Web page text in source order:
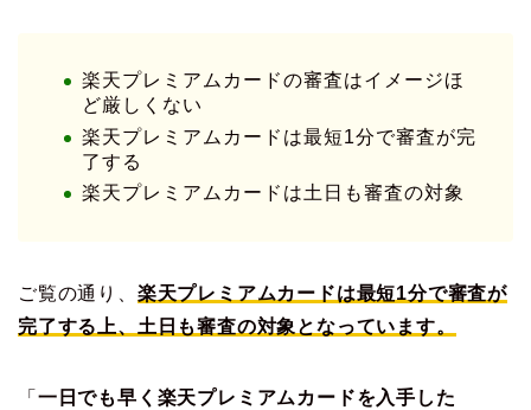
楽天プレミアムカードの審査はイメージほ
ど厳しくない
楽天プレミアムカードは最短1分で審査が完
了する
楽天プレミアムカードは土日も審査の対象
ご覧の通り、 楽天プレミアムカードは最短1分で審査が
完了する上、土日も審査の対象となっています。
「 一日でも早く楽天プレミアムカードを入手した